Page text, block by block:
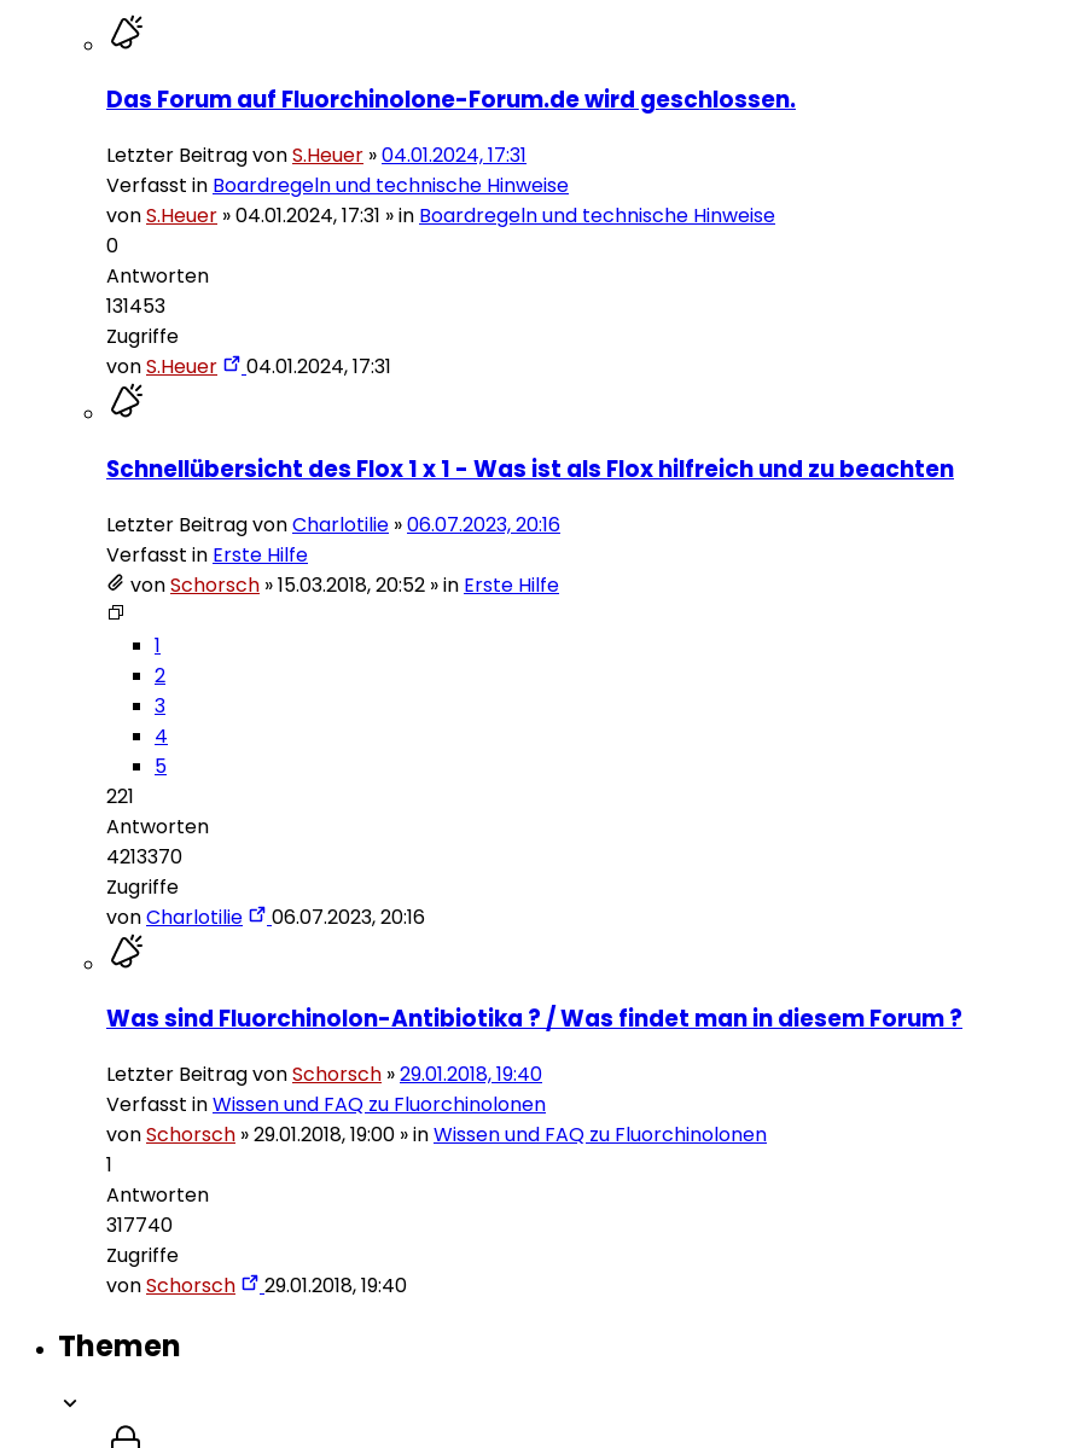
Das Forum auf Fluorchinolone-Forum.de wird geschlossen.
Letzter Beitrag vonS.Heuer »04.01.2024, 17:31
Verfasst in Boardregeln und technische Hinweise
vonS.Heuer »04.01.2024, 17:31 » in Boardregeln und technische Hinweise
0
Antworten
131453
Zugriffe
vonS.Heuer 04.01.2024, 17:31
Schnellübersicht des Flox 1 x 1 - Was ist als Flox hilfreich und zu beachten
Letzter Beitrag vonCharlotilie »06.07.2023, 20:16
Verfasst in Erste Hilfe
vonSchorsch »15.03.2018, 20:52 » in Erste Hilfe
1
2
3
4
5
221
Antworten
4213370
Zugriffe
vonCharlotilie 06.07.2023, 20:16
Was sind Fluorchinolon-Antibiotika ? / Was findet man in diesem Forum ?
Letzter Beitrag vonSchorsch »29.01.2018, 19:40
Verfasst inWissen und FAQ zu Fluorchinolonen
vonSchorsch »29.01.2018, 19:00 » inWissen und FAQ zu Fluorchinolonen
1
Antworten
317740
Zugriffe
vonSchorsch 29.01.2018, 19:40
Themen